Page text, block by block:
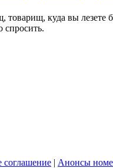
товарищ, куда вы лезете
спросить.
соглашение | Анонсы